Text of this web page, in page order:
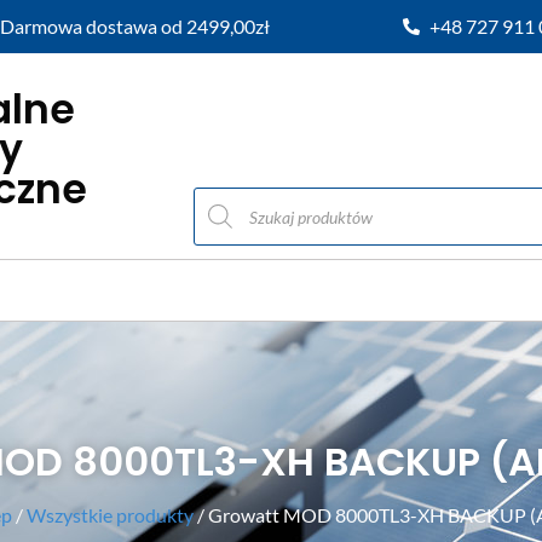
Darmowa dostawa od 2499,00zł +48 727 911
8000TL3-XH BACKUP
/Wszystkie produkty/ Growatt MOD 8000TL3-XH BACKUP